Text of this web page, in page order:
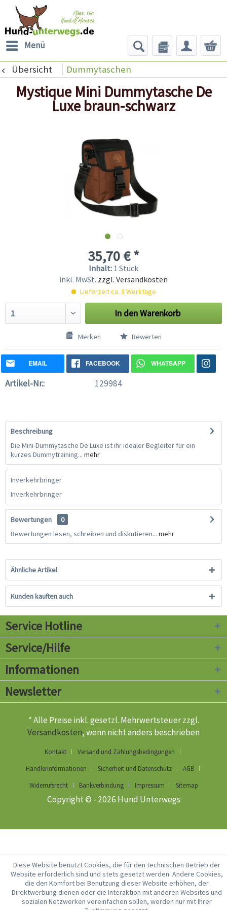
Menü
Übersicht Dummytaschen
Mystique Mini Dummytasche De
Luxe braun-schwarz
35,70 € *
Inhalt: 1 Stück
inkl. MwSt. zzgl. Versandkosten
Lieferzeit ca. 8 Werktage
In denWarenkorb
Merken Bewerten
EMAIL FACEBOOK WHATSAPP
Artikel-Nr.: 129984
Beschreibung
Die Mini-Dummytasche De Luxe ist ihr idealer Begleiter für ein
kurzes Dummytraining... mehr
Inverkehrbringer
Inverkehrbringer
Bewertungen
0
Bewertungen lesen, schreiben und diskutieren... mehr
Ähnliche Artikel
Kunden kauften auch
Service Hotline
Service/Hilfe
Informationen
Newsletter
* Alle Preise inkl. gesetzl. Mehrwertsteuer zzgl.
Versandkosten, wenn nicht anders beschrieben
Kontakt
Versand und Zahlungsbedingungen
Händlerinformationen
Sicherheit und Datenschutz
AGB
Widerrufsrecht
Bankverbindung Impressum Sitemap
Copyright © - 2026 Hund Unterwegs
Diese Website benutzt Cookies, die für den technischen Betrieb der
Website erforderlich sind und stets gesetzt werden. Andere Cookies,
die den Komfort bei Benutzung dieser Website erhöhen, der
Direktwerbung dienen oder die Interaktion mit anderen Websites und
sozialen Netzwerken vereinfachen sollen, werden nur mit Ihrer